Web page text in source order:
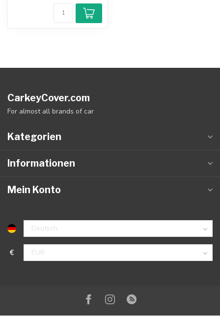
CarkeyCover.com
For almost all brands of car
Kategorien
Informationen
Mein Konto
€